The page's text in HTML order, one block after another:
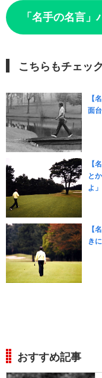
「名手の名言
こちらもチェッ
【
面
【
と
よ」
【
き
おすすめ記事